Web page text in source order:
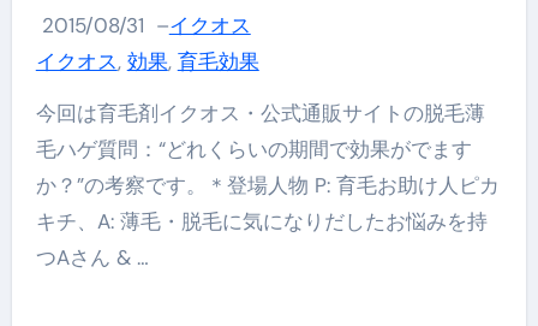
2015/08/31 –イクオス
イクオス, 効果, 育毛効果
今回は育毛剤イクオス・公式通販サイトの脱毛薄
毛ハゲ質問：“どれくらいの期間で効果がでます
か？”の考察です。＊登場人物 P: 育毛お助け人ピカ
キチ、A: 薄毛・脱毛に気になりだしたお悩みを持
つAさん & …